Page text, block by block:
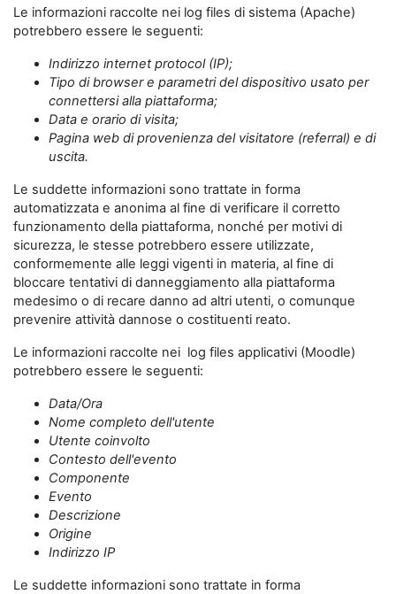
Le informazioni raccolte nei log files di sistema (Apache)
potrebbero essere le seguenti:
Indirizzo internet protocol (IP);
Tipo di browser e parametri del dispositivo usato per
connettersi alla piattaforma;
Data e orario di visita;
Pagina web di provenienza del visitatore (referral) e di
uscita.
Le suddette informazioni sono trattate in forma
automatizzata e anonima al fine di verificare il corretto
funzionamento della piattaforma, nonché per motivi di
sicurezza, le stesse potrebbero essere utilizzate,
conformemente alle leggi vigenti in materia, al fine di
bloccare tentativi di danneggiamento alla piattaforma
medesimo o di recare danno ad altri utenti, o comunque
prevenire attività dannose o costituenti reato.
Le informazioni raccolte nei log files applicativi (Moodle)
potrebbero essere le seguenti:
Data/Ora
Nome completo dell'utente
Utente coinvolto
Contesto dell'evento
Componente
Evento
Descrizione
Origine
Indirizzo IP
Le suddette informazioni sono trattate in forma